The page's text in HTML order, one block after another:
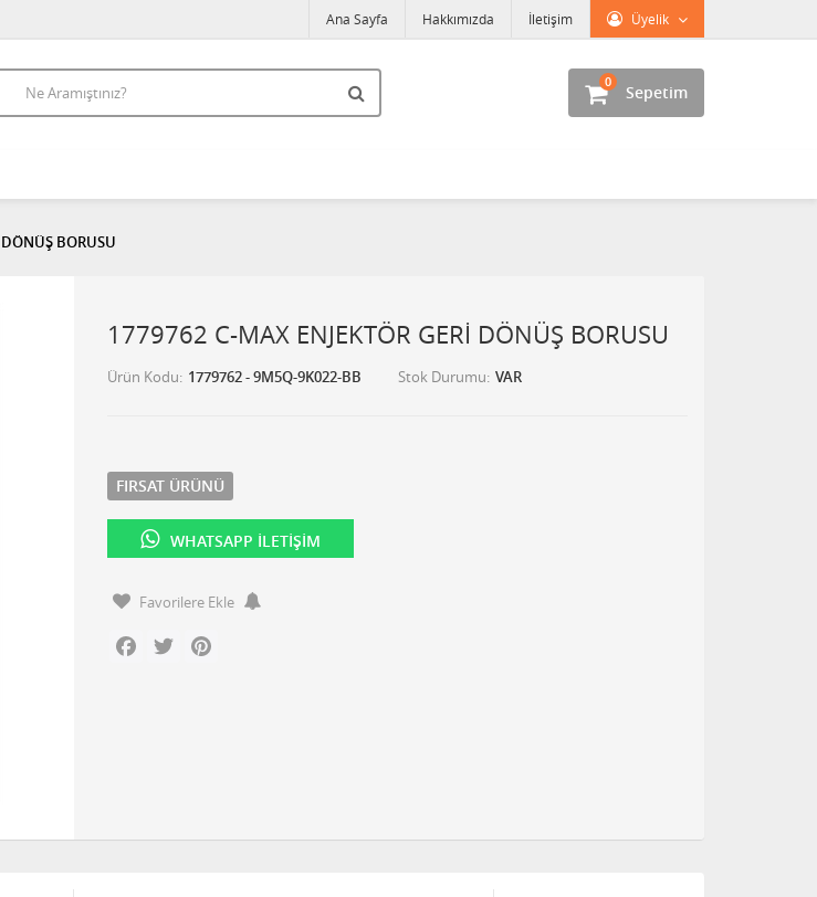
Üyelik
Ana Sayfa Hakkımızda İletişim
Sepetim
0
BORUSU
1779762 C-MAX ENJEKTÖR GERİ DÖNÜŞ BORUSU
Ürün Kodu 1779762 - 9M5Q-9K022-BB Stok Durumu VAR
FIRSAT ÜRÜNÜ
WHATSAPP İLETIŞIM
Favorilere Ekle
Facebook
Twitter